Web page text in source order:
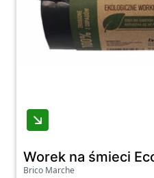
Worek na śmieci
Brico Marche